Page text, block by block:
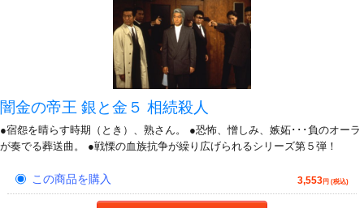
闇金の帝王 銀と金５ 相続殺人
●宿怨を晴らす時期（とき）、熟さん。 ●恐怖、憎しみ、嫉妬･･･負のオーラ
が奏でる葬送曲。 ●戦慄の血族抗争が繰り広げられるシリーズ第５弾！
この商品を購入 3,553円 (税込)